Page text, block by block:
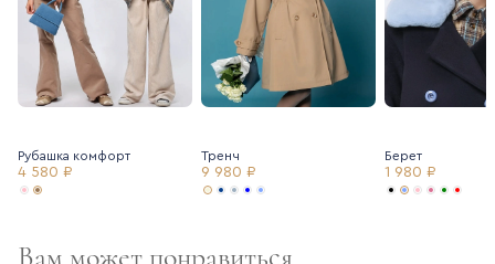
Рубашка комфорт
4 580 ₽
Тренч
9 980 ₽
Берет
1 980 ₽